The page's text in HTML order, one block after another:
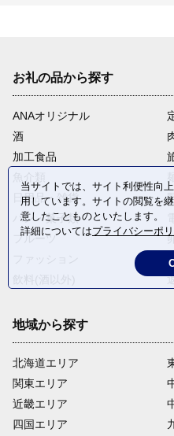
お礼の品から探す
ANAオリジナル
酒
加工食品
日用品・雑貨
パン・菓子類
フルーツ
地域から探す
北海道エリア
関東エリア
近畿エリア
四国エリア
当サイトでは、サイト利便性向
用しています。サイトの閲覧を
意したことものといたします。
詳細についてはプライバシーポ